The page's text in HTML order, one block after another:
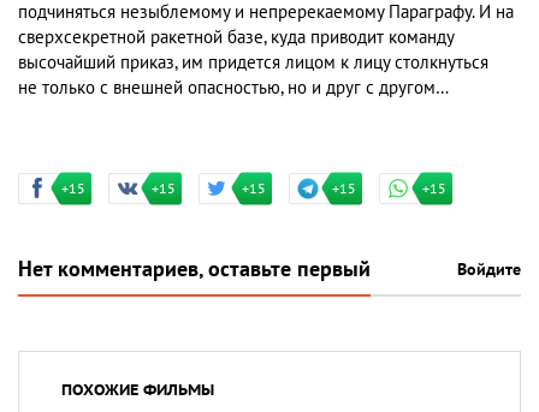
подчиняться незыблемому и непререкаемому Параграфу. И на
сверхсекретной ракетной базе, куда приводит команду
высочайший приказ, им придется лицом к лицу столкнуться
не только с внешней опасностью, но и друг с другом…
+15 +15 +15 +15 +15
Нет комментариев, оставьте первый Войдите
ПОХОЖИЕ ФИЛЬМЫ